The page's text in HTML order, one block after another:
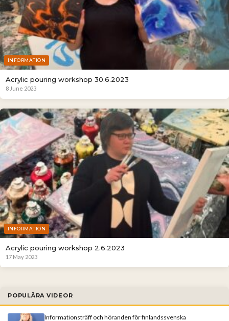
INFORMATION
Acrylic pouring workshop 30.6.2023
8 June 2023
INFORMATION
Acrylic pouring workshop 2.6.2023
17 May 2023
POPULÄRA VIDEOR
Informationsträff och höranden för finlandssvenska